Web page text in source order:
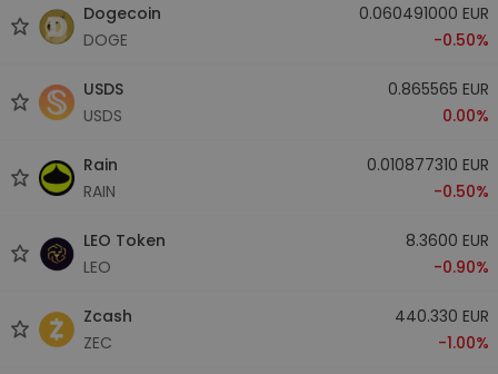
Dogecoin
DOGE
0.060491000 EUR
-0.50%
USDS
USDS
0.865565 EUR
0.00%
Rain
RAIN
0.010877310 EUR
-0.50%
LEO Token
LEO
8.3600 EUR
-0.90%
Zcash
ZEC
440.330 EUR
-1.00%